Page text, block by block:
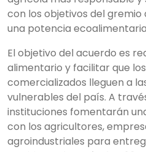
con los objetivos del
una potencia
El objetivo del acuerdo es
alimentario y facilitar que
comercializados lleguen a
vulnerables del país. A
instituciones fomentarán
con los agricultores,
agroindustriales para